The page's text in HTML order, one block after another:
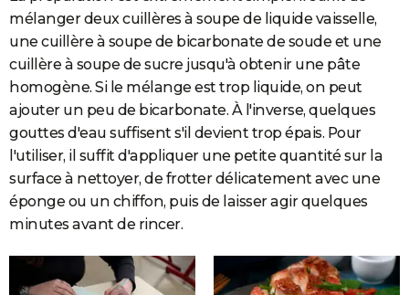
mélanger deux cuillères à soupe de liquide vaisselle,
une cuillère à soupe de bicarbonate de soude et une
cuillère à soupe de sucre jusqu'à obtenir une pâte
homogène. Si le mélange est trop liquide, on peut
ajouter un peu de bicarbonate. À l'inverse, quelques
gouttes d'eau suffisent s'il devient trop épais. Pour
l'utiliser, il suffit d'appliquer une petite quantité sur la
surface à nettoyer, de frotter délicatement avec une
éponge ou un chiffon, puis de laisser agir quelques
minutes avant de rincer.